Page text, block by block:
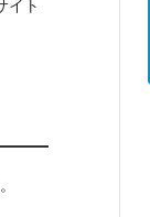
イト